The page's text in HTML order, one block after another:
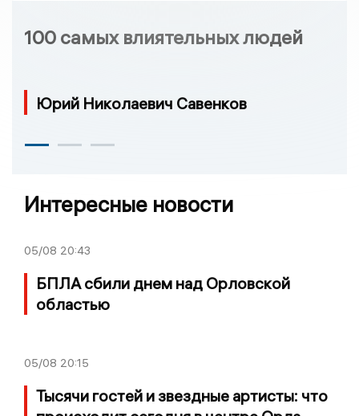
100 самых влиятельных людей
Юрий Николаевич Савенков
Интересные новости
05/08 20:43
БПЛА сбили днем над Орловской
областью
05/08 20:15
Тысячи гостей и звездные артисты: что